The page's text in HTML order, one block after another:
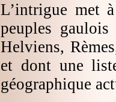
L’intrigue met
peuples
Helviens,
et dont une
géographique